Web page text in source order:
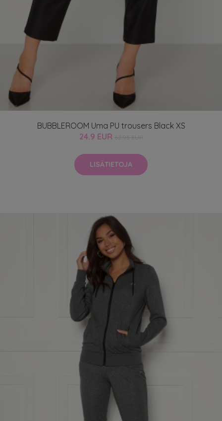
BUBBLEROOM Uma PU trousers Black XS
24.9 EUR
LISÄTIETOJA